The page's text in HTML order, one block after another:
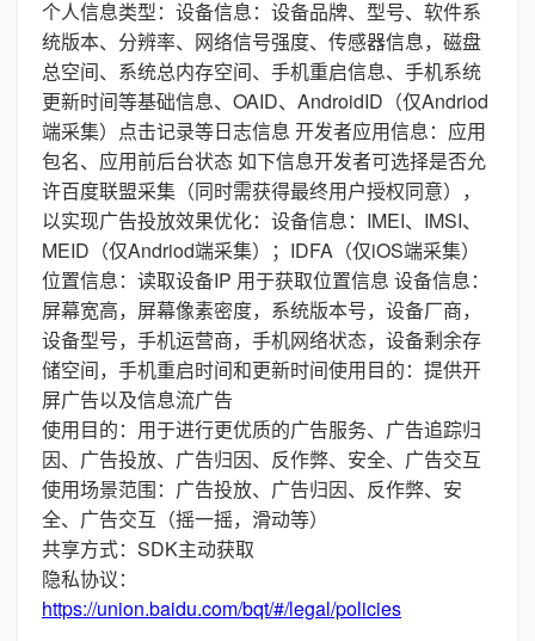
个人信息类型：设备信息：设备品牌、型号、软件系
统版本、分辨率、网络信号强度、传感器信息，磁盘
总空间、系统总内存空间、手机重启信息、手机系统
更新时间等基础信息、OAID、AndroidID（仅Andriod
端采集）点击记录等日志信息 开发者应用信息：应用
包名、应用前后台状态 如下信息开发者可选择是否允
许百度联盟采集（同时需获得最终用户授权同意），
以实现广告投放效果优化：设备信息：IMEI、IMSI、
MEID（仅Andriod端采集）；IDFA（仅iOS端采集）
位置信息：读取设备IP 用于获取位置信息 设备信息：
屏幕宽高，屏幕像素密度，系统版本号，设备厂商，
设备型号，手机运营商，手机网络状态，设备剩余存
储空间，手机重启时间和更新时间使用目的：提供开
屏广告以及信息流广告
使用目的：用于进行更优质的广告服务、广告追踪归
因、广告投放、广告归因、反作弊、安全、广告交互
使用场景范围：广告投放、广告归因、反作弊、安
全、广告交互（摇一摇，滑动等）
共享方式：SDK主动获取
隐私协议：
https://union.baidu.com/bqt/#/legal/policies